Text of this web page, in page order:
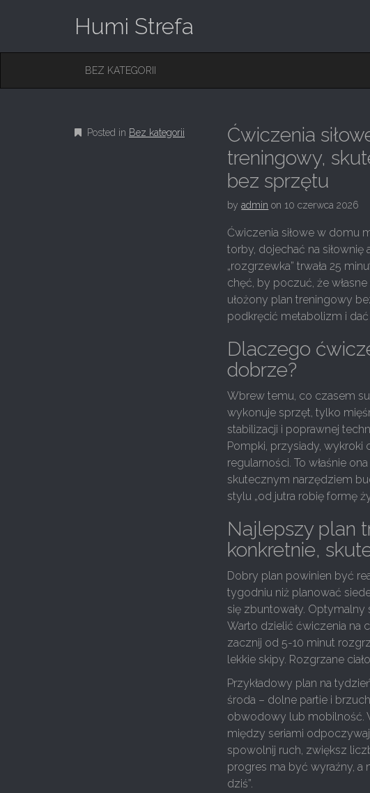
Humi Strefa
M
M
C
BEZ KATEGORII
Posted in Bez kategorii
Ćwiczenia
treningowy,
bez sprzętu
byadmin on 10 czerwca 2026
Ćwiczenia siłowe w domu
torby, dojechać na
„rozgrzewka” trwała 25
chęć, by poczuć, że
ułożony plan treningowy
podkręcić metabolizm i
Dlaczego
dobrze?
Wbrew temu, co czasem
wykonuje sprzęt, tylko
stabilizacji i poprawnej
Pompki, przysiady, wykroki
regularności. To właśnie
skutecznym narzędziem
stylu „od jutra robię formę
Najlepszy plan
konkretnie,
Dobry plan powinien być
tygodniu niż planować
się zbuntowały.
Warto dzielić ćwiczenia na
zacznij od 5-10 minut
lekkie skipy. Rozgrzane
Przykładowy plan na
środa – dolne partie i
obwodowy lub mobilność.
między seriami
spowolnij ruch, zwiększ
progres ma być wyraźny, a
dziś”.